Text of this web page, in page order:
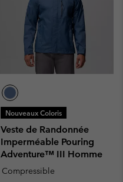
Nouveaux Coloris
Veste de Randonnée
Imperméable Pouring
Adventure™ III Homme
Compressible